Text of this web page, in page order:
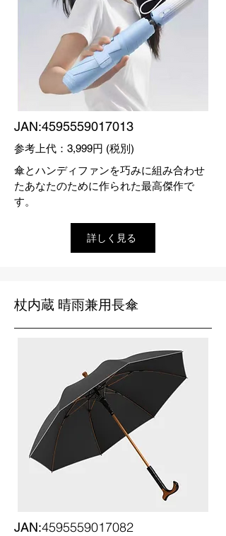
JAN:4595559017013
参考上代：3,999円 (税別)
傘とハンディファンを巧みに組み合わせ
たあなたのために作られた最高傑作で
す。
詳しく見る
杖内蔵 晴雨兼用長傘
JAN:4595559017082